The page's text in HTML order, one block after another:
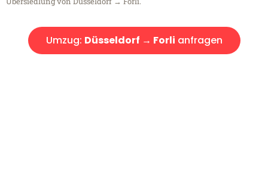
Umzug: Düsseldorf → Forli anfragen